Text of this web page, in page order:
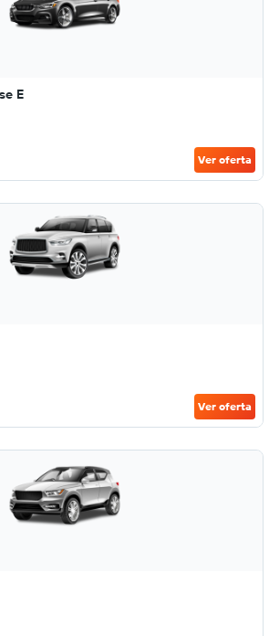
E
Ver oferta
Ver oferta